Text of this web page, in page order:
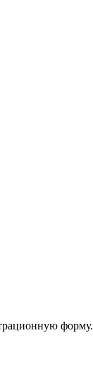
форму.